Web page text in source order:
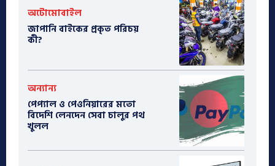
অটোমোবাইল
​জাপানি বাইকের প্রকৃত পরিচয়
কী?
অন্যান্য
পেপ্যাল ও পেওনিয়ারের মতো
বিদেশি লেনদেন সেবা চালুর পথ
খুলল